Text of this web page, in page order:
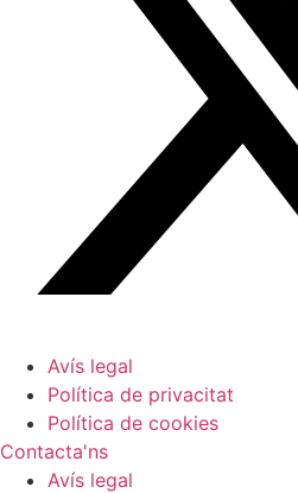
Avís legal
Política de privacitat
Política de cookies
Contacta'ns
Avís legal